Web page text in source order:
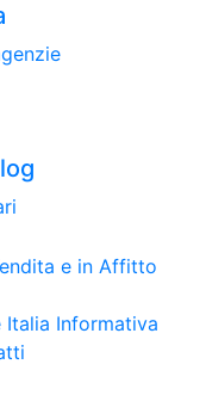
Italia Informativa